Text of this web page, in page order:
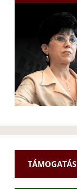
TÁMOGATÁS